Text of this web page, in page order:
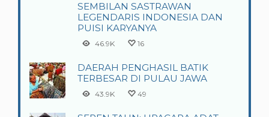
SEMBILAN SASTRAWAN
LEGENDARIS INDONESIA DAN
PUISI KARYANYA
46.9K 16
DAERAH PENGHASIL BATIK
TERBESAR DI PULAU JAWA
43.9K 49